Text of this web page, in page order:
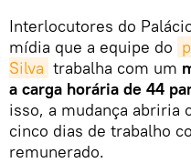
Interlocutores do
mídia que a equipe do
Silva trabalha com um
a carga horária de 44
isso, a mudança abriria
cinco dias de trabalho
remunerado.